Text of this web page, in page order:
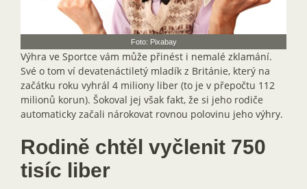
Foto: Pixabay
Výhra ve Sportce vám může přinést i nemalé zklamání.
Své o tom ví devatenáctiletý mladík z Británie, který na
začátku roku vyhrál 4 miliony liber (to je v přepočtu 112
milionů korun). Šokoval jej však fakt, že si jeho rodiče
automaticky začali nárokovat rovnou polovinu jeho výhry.
Rodině chtěl vyčlenit 750
tisíc liber